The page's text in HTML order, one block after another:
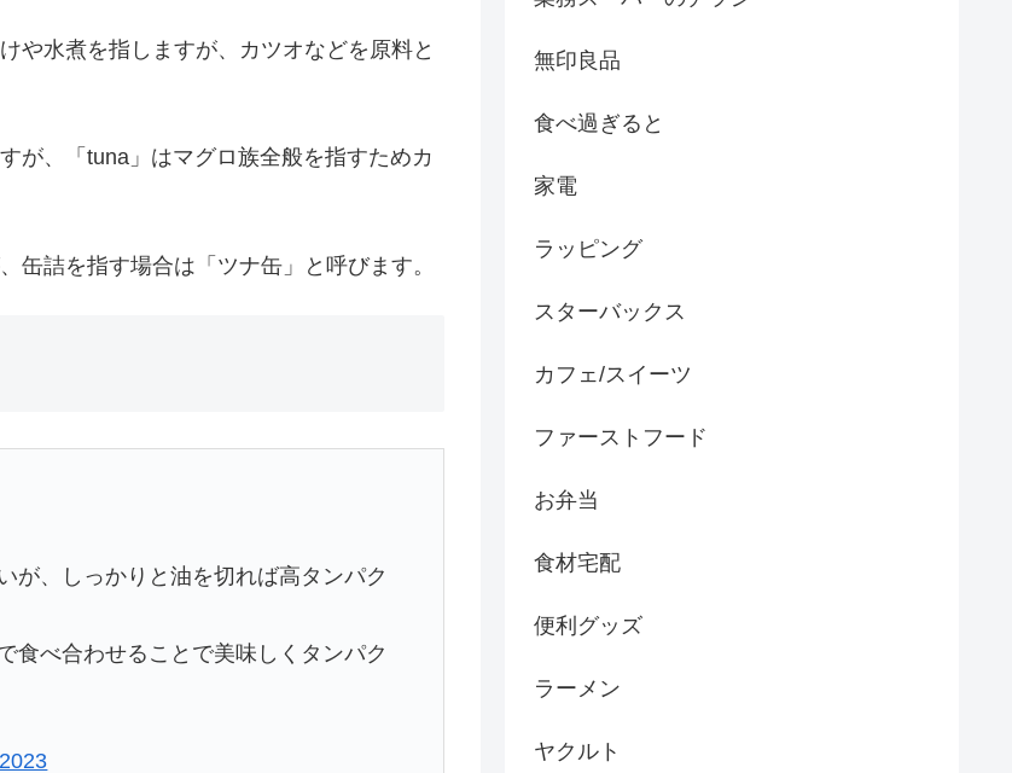
や水煮を指しますが、カツオなどを原料と
が、「tuna」はマグロ族全般を指すためカ
缶詰を指す場合は「ツナ缶」と呼びます。
が、しっかりと油を切れば高タンパク
食べ合わせることで美味しくタンパク
無印良品
食べ過ぎると
家電
ラッピング
スターバックス
カフェ/スイーツ
ファーストフード
お弁当
食材宅配
便利グッズ
ラーメン
ヤクルト